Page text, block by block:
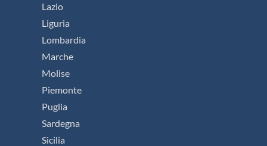
Lazio
Liguria
Lombardia
Marche
Molise
Piemonte
Puglia
Sardegna
Sicilia